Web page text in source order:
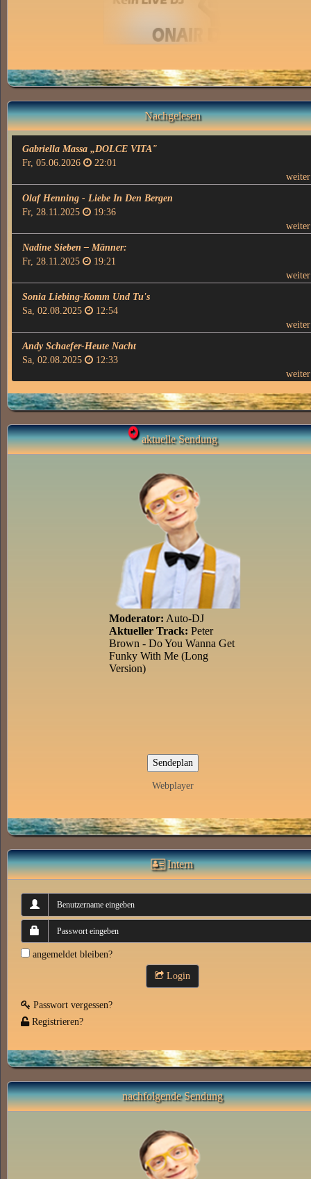
Nachgelesen
Gabriella Massa „DOLCE VITA"
Fr, 05.06.2026
22:01
Olaf Henning - Liebe In Den Bergen
Fr, 28.11.2025
19:36
Nadine Sieben – Männer:
Fr, 28.11.2025
19:21
Sonia Liebing-Komm Und Tu's
Sa, 02.08.2025
12:54
Andy Schaefer-Heute Nacht
Sa, 02.08.2025
12:33
aktuelle Sendung
Webplayer
Intern
angemeldet bleiben?
Login
Passwort vergessen?
Registrieren?
nachfolgende Sendung